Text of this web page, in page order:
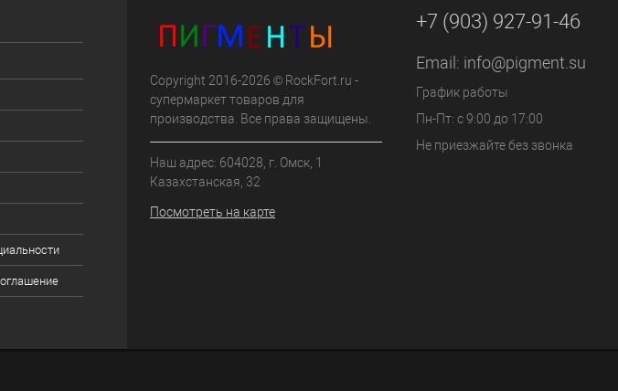
Copyright 2016-2026 © RockFort.ru -
супермаркет товаров для
производства. Все права защищены.
Наш адрес: 604028, г. Омск, 1
Казахстанская, 32
Посмотреть на карте
+7 (903) 927-91-46
Email: info@pigment.su
График работы
Пн-Пт: с 9:00 до 17:00
Не приезжайте без звонка